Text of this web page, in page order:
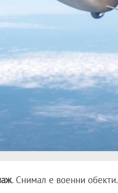
. Снимал е военни обекти.